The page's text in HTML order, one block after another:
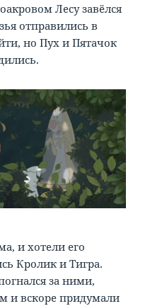
Лесу завёлся
отправились в
но Пух и Пятачок
и хотели его
Кролик и Тигра.
за ними,
и вскоре придумали